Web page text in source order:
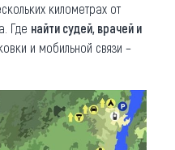
километрах от
Где найти судей, врачей и
и мобильной связи –